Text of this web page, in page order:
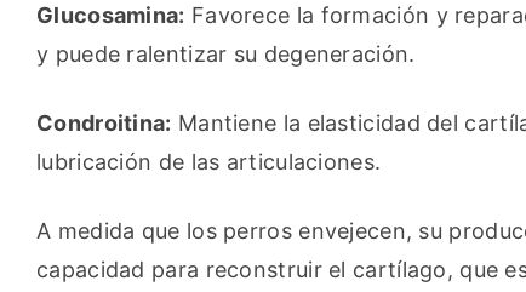
Glucosamina: Favorece la formación y
y puede ralentizar su degeneración.
Condroitina: Mantiene la elasticidad del
lubricación de las articulaciones.
A medida que los perros envejecen, su
capacidad para reconstruir el cartílago, que